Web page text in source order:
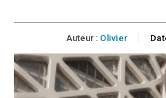
Auteur : Olivier